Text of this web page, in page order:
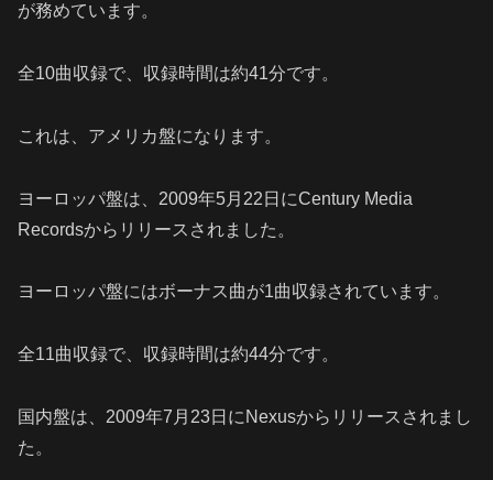
が務めています。
全10曲収録で、収録時間は約41分です。
これは、アメリカ盤になります。
ヨーロッパ盤は、2009年5月22日にCentury Media
Recordsからリリースされました。
ヨーロッパ盤にはボーナス曲が1曲収録されています。
全11曲収録で、収録時間は約44分です。
国内盤は、2009年7月23日にNexusからリリースされまし
た。